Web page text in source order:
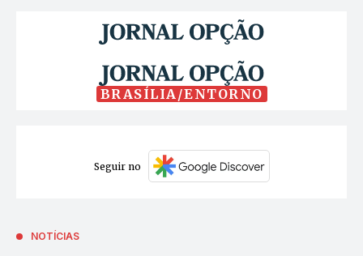
BRASÍLIA/ENTORNO
Seguir no
NOTÍCIAS